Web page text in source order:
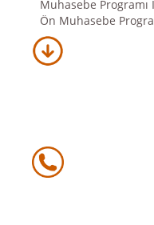
Muhasebe Programı
Ön Muhasebe